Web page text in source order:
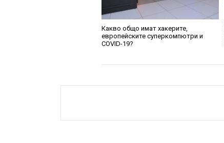
Какво общо имат хакерите,
европейските суперкомпютри и
COVID-19?